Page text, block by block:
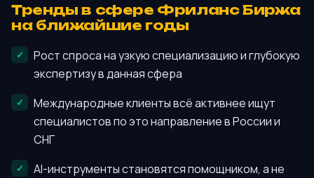
Тренды в сфере Фриланс Биржа
на ближайшие годы
Рост спроса на узкую специализацию и глубокую
экспертизу в данная сфера
Международные клиенты всё активнее ищут
специалистов по это направление в России и
СНГ
AI-инструменты становятся помощником, а не